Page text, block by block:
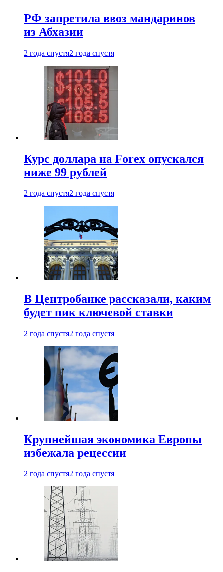
РФ запретила ввоз мандаринов
из Абхазии
2 года спустя2 года спустя
Курс доллара на Forex опускался
ниже 99 рублей
2 года спустя2 года спустя
В Центробанке рассказали, каким
будет пик ключевой ставки
2 года спустя2 года спустя
Крупнейшая экономика Европы
избежала рецессии
2 года спустя2 года спустя